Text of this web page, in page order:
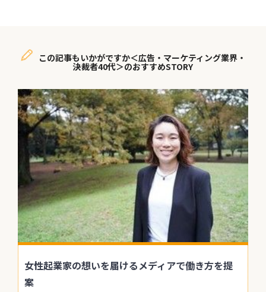
この記事もいかがですか＜広告・マーケティング業界・
決裁者40代＞のおすすめSTORY
女性起業家の想いを届けるメディアで働き方を提
案